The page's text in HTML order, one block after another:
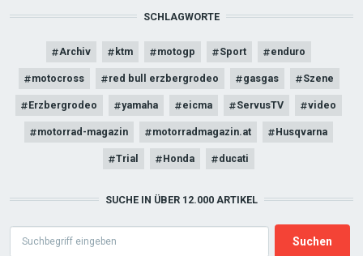
SCHLAGWORTE
Archiv ktm motogp Sport enduro
motocross red bull erzbergrodeo gasgas Szene
Erzbergrodeo yamaha eicma ServusTV video
motorrad-magazin motorradmagazin.at Husqvarna
Trial Honda ducati
SUCHE IN ÜBER 12.000 ARTIKEL